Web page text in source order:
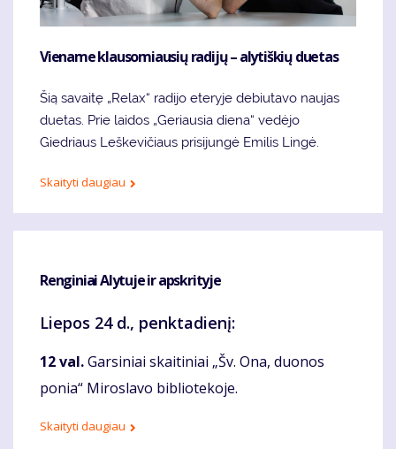
Viename klausomiausių radijų – alytiškių duetas
Šią savaitę „Relax“ radijo eteryje debiutavo naujas
duetas. Prie laidos „Geriausia diena“ vedėjo
Giedriaus Leškevičiaus prisijungė Emilis Lingė.
Skaityti daugiau
Renginiai Alytuje ir apskrityje
Liepos 24 d., penktadienį:
12 val.Garsiniai skaitiniai „Šv. Ona, duonos
ponia“ Miroslavo bibliotekoje.
Skaityti daugiau